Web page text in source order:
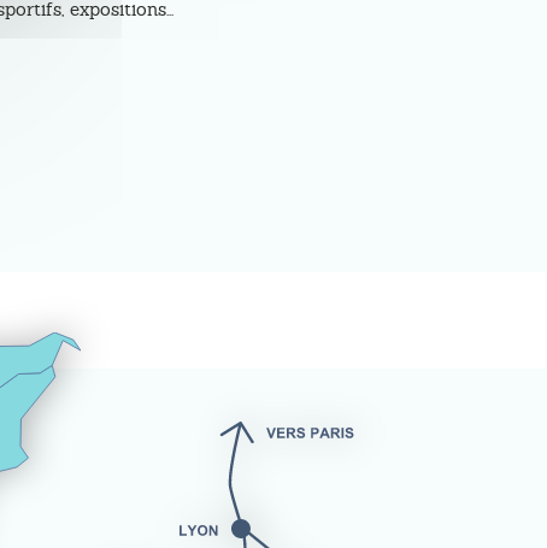
expositions...